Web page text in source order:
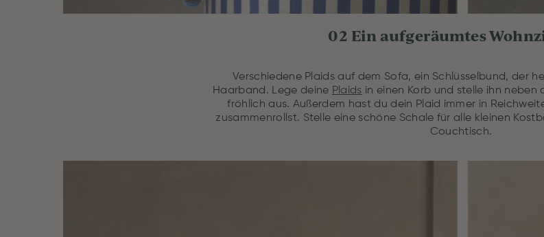
02 Ein aufgeräumtes
Verschiedene Plaids auf dem Sofa, ein Schlüsselbund, der
Haarband. Lege deine Plaids in einen Korb und stelle ihn neben
fröhlich aus. Außerdem hast du dein Plaid immer in
zusammenrollst. Stelle eine schöne Schale für alle kleinen
Couchtisch.